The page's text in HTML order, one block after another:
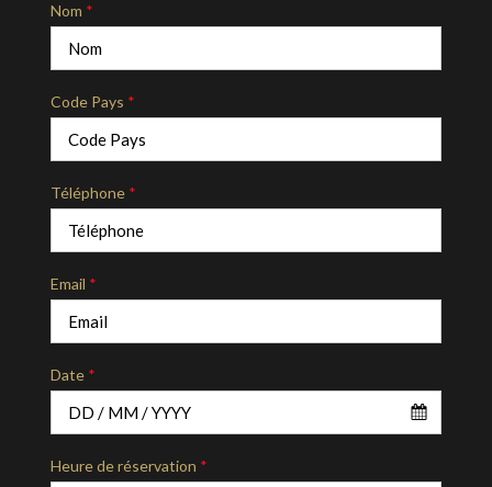
Nom *
Code Pays *
Téléphone *
Email *
Date *
Heure de réservation *